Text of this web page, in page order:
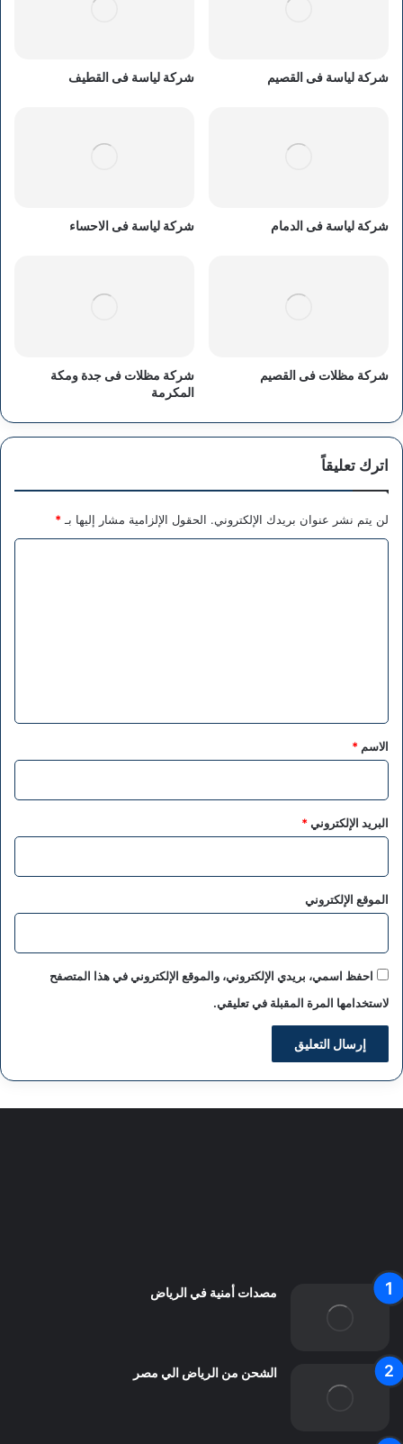
شركة لياسة فى القصيم شركة لياسة فى القطيف
شركة لياسة فى الدمام شركة لياسة فى الاحساء
شركة مظلات فى القصيم
شركة مظلات فى جدة ومكة
المكرمة
اترك تعليقاً
لن يتم نشر عنوان بريدك الإلكتروني. الحقول الإلزامية مشار إليها بـ *
*
الاسم *
البريد الإلكتروني*
الموقع الإلكتروني
احفظ اسمي، بريدي الإلكتروني، والموقع الإلكتروني في هذا المتصفح
لاستخدامها المرة المقبلة في تعليقي.
مصدات أمنية في الرياض
الشحن من الرياض الي مصر